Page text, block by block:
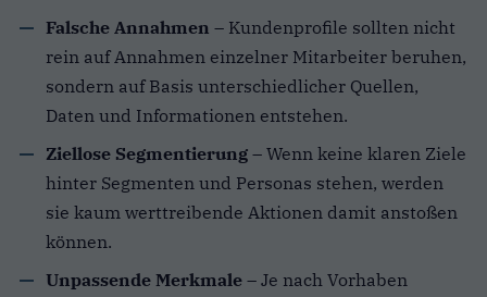
Falsche Annahmen – Kundenprofile sollten nicht
rein auf Annahmen einzelner Mitarbeiter beruhen,
sondern auf Basis unterschiedlicher Quellen,
Daten und Informationen entstehen.
Ziellose Segmentierung – Wenn keine klaren Ziele
hinter Segmenten und Personas stehen, werden
sie kaum werttreibende Aktionen damit anstoßen
können.
Unpassende Merkmale – Je nach Vorhaben